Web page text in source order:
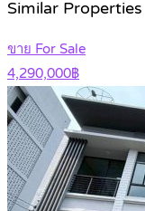
Similar Properties
ขาย For Sale
4,290,000฿